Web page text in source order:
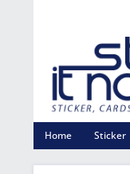
Home Sticker